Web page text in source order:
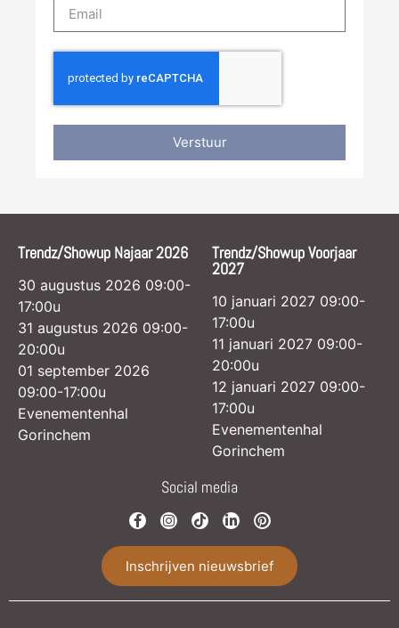
Verstuur
Trendz/Showup Najaar 2026
30 augustus 2026 09:00-
17:00u
31 augustus 2026 09:00-
20:00u
01 september 2026
09:00-17:00u
Evenementenhal
Gorinchem
Trendz/Showup Voorjaar
2027
10 januari 2027 09:00-
17:00u
11 januari 2027 09:00-
20:00u
12 januari 2027 09:00-
17:00u
Evenementenhal
Gorinchem
Social media
Inschrijven nieuwsbrief